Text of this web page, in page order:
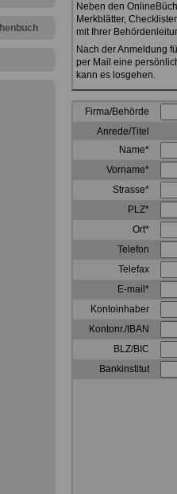
Neben den
Merkblätter,
mit Ihrer
Nach der Anmeldung
per Mail eine
kann es losgehen.
Firma/Behörde
Anrede/Titel
Name*
Vorname*
Strasse*
PLZ*
Ort*
Telefon
Telefax
E-mail*
Kontoinhaber
Kontonr./IBAN
BLZ/BIC
Bankinstitut